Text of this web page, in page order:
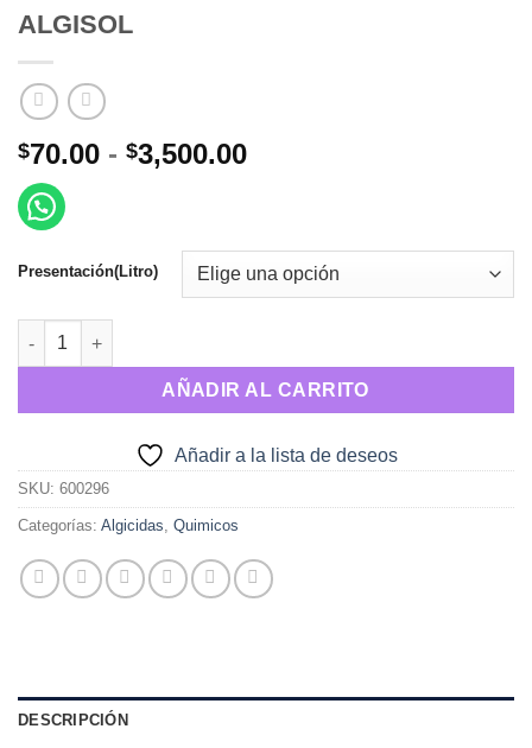
ALGISOL
$70.00 - $3,500.00Rango
$70.00
hasta
Presentación(Litro)
ALGISOL cantidad
AÑADIR AL CARRITO
Añadir a la lista de deseos
SKU: 600296
Categorías: Algicidas, Quimicos
DESCRIPCIÓN